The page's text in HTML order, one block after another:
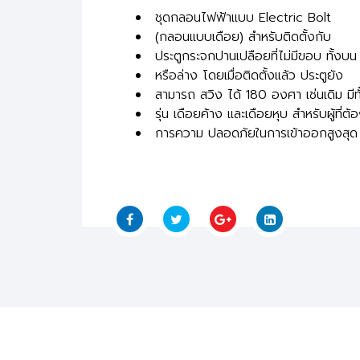
ชุดกลอนไฟฟ้าแบบ Electric Bolt
(กลอนแบบเดือย) สำหรับติดตั้งกับ
ประตูกระจกปานเปลือยที่ไม่มีขอบ ทั้งบน
หรือล่าง โดยเมื่อติดตั้งแล้ว ประตูยัง
สามารถ สวิง ได้ 180 องศา เช่นเดิม มี
รุ่น เดือยค้าง และเดือยหุบ สำหรับผู้ที่ต้
การความ ปลอดภัยในการเข้าออกสูงสุด